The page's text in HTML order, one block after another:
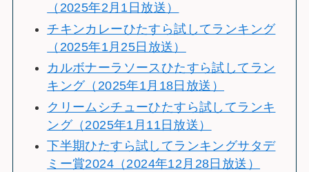
（2025年2月1日放送）
チキンカレーひたすら試してランキング
（2025年1月25日放送）
カルボナーラソースひたすら試してラン
キング（2025年1月18日放送）
クリームシチューひたすら試してランキ
ング（2025年1月11日放送）
下半期ひたすら試してランキングサタデ
ミー賞2024（2024年12月28日放送）